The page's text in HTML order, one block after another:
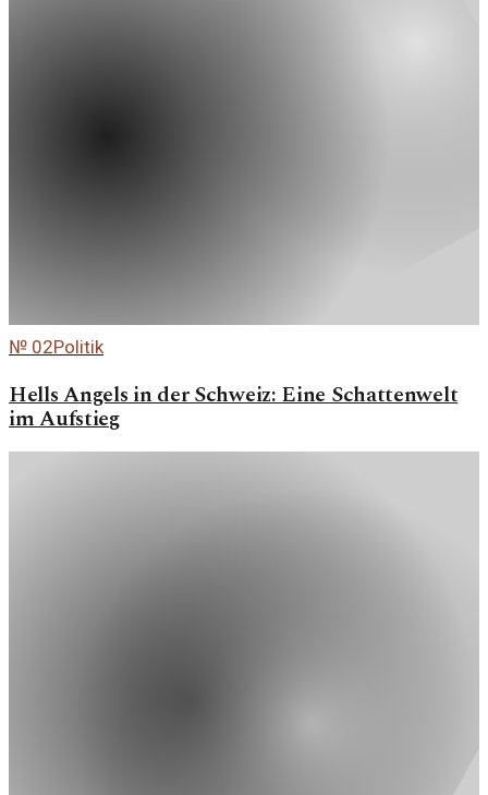
№ 02Politik
Hells Angels in der Schweiz: Eine Schattenwelt
im Aufstieg